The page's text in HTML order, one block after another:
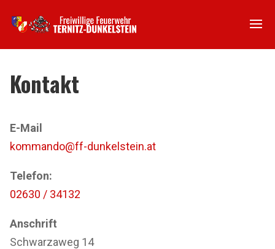
Kontakt
E-Mail
kommando@ff-dunkelstein.at
Telefon:
02630 / 34132
Anschrift
Schwarzaweg 14